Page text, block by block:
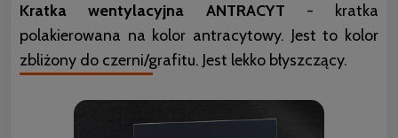
Kratka wentylacyjna ANTRACYT - kratka
polakierowana na kolor antracytowy. Jest to kolor
zbliżony do czerni/grafitu. Jest lekko błyszczący.